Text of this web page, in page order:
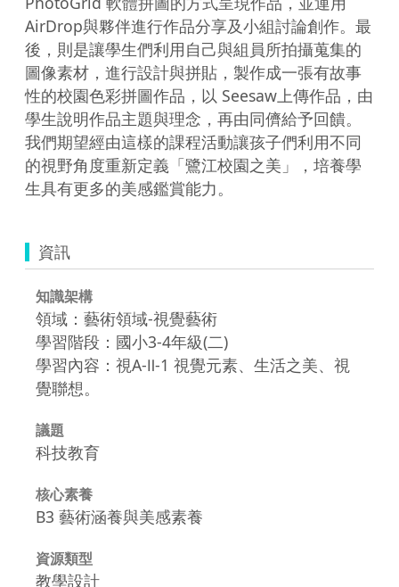
AirDrop與夥伴進行作品分享及小組討論創作。最
後，則是讓學生們利⽤⾃⼰與組員所拍攝蒐集的
圖像素材，進⾏設計與拼貼，製作成⼀張有故事
性的校園色彩拼圖作品，以 Seesaw上傳作品，由
學⽣說明作品主題與理念，再由同儕給予回饋。
我們期望經由這樣的課程活動讓孩子們利用不同
的視野角度重新定義「鷺江校園之美」，培養學
生具有更多的美感鑑賞能力。
資訊
知識架構
領域：藝術領域-視覺藝術
學習階段：國小3-4年級(二)
學習內容：視A-Ⅱ-1 視覺元素、生活之美、視
覺聯想。
議題
科技教育
核心素養
B3 藝術涵養與美感素養
資源類型
教學設計